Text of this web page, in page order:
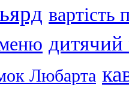
вартість
Любарта